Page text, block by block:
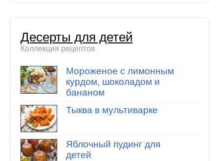
Десерты для детей
Коллекция рецептов
Мороженое с лимонным
курдом, шоколадом и
бананом
Тыква в мультиварке
Яблочный пудинг для
детей